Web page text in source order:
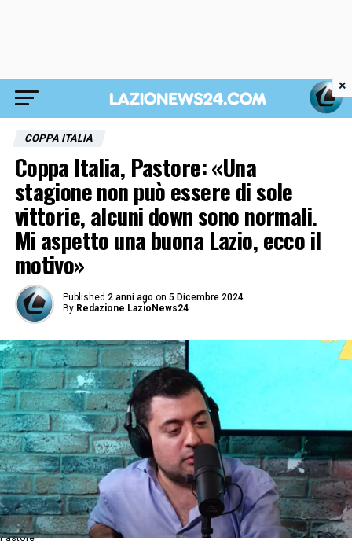
COPPA ITALIA
Coppa Italia, Pastore: «Una
stagione non può essere di sole
vittorie, alcuni down sono normali.
Mi aspetto una buona Lazio, ecco il
motivo»
Published 2 anni ago on 5 Dicembre 2024
By Redazione LazioNews24
Pastore
×